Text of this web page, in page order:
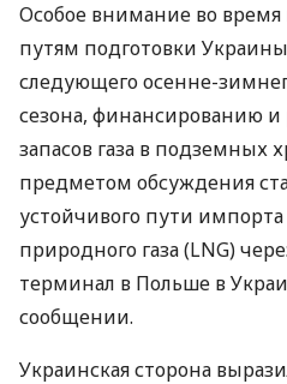
Особое внимание во время
путям подготовки
следующего осенне-
сезона, финансированию
запасов газа в подземных
предметом обсуждения
устойчивого пути
природного газа (LNG)
терминал в Польше в
сообщении.
Украинская сторона